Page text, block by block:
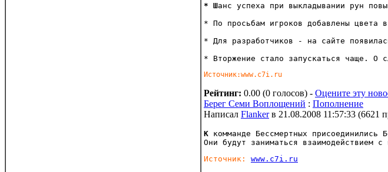
* Шанс успеха при выкладывании рун
* По просьбам игроков добавлены
* Для разработчиков - на сайте
* Вторжение стало запускаться чаще. О
Источник:www.c7i.ru
Рейтинг: 0.00 (0 голосов) - Оцените эту
Берег Семи Воплощений : Пополнение
Написал Flanker в 21.08.2008 11:57:33 (6621
К комманде Бессмертных присоединились
Они будут заниматься взаимодействием с
Источник: www.c7i.ru